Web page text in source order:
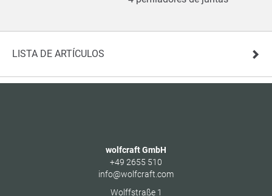
LISTA DE ARTÍCULOS
wolfcraft GmbH
+49 2655 510
info@wolfcraft.com
Wolffstraße 1